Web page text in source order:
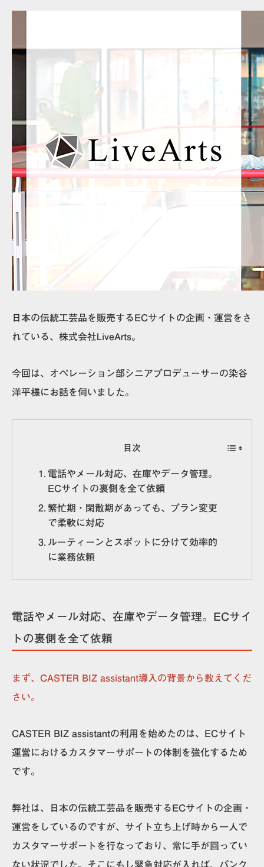
日本の伝統工芸品を販売するECサイトの企画・運営をさ
れている、株式会社LiveArts。
今回は、オペレーション部シニアプロデューサーの染谷
洋平様にお話を伺いました。
目次
電話やメール対応、在庫やデータ管理。
ECサイトの裏側を全て依頼
繁忙期・閑散期があっても、プラン変更
で柔軟に対応
ルーティーンとスポットに分けて効率的
に業務依頼
電話やメール対応、在庫やデータ管理。ECサイ
トの裏側を全て依頼
まず、CASTER BIZ assistant導入の背景から教えてくだ
さい。
CASTER BIZ assistantの利用を始めたのは、ECサイト
運営におけるカスタマーサポートの体制を強化するため
です。
弊社は、日本の伝統工芸品を販売するECサイトの企画・
運営をしているのですが、サイト立ち上げ時から一人で
カスタマーサポートを行なっており、常に手が回ってい
ない状況でした。そこにもし緊急対応が入れば、パンク